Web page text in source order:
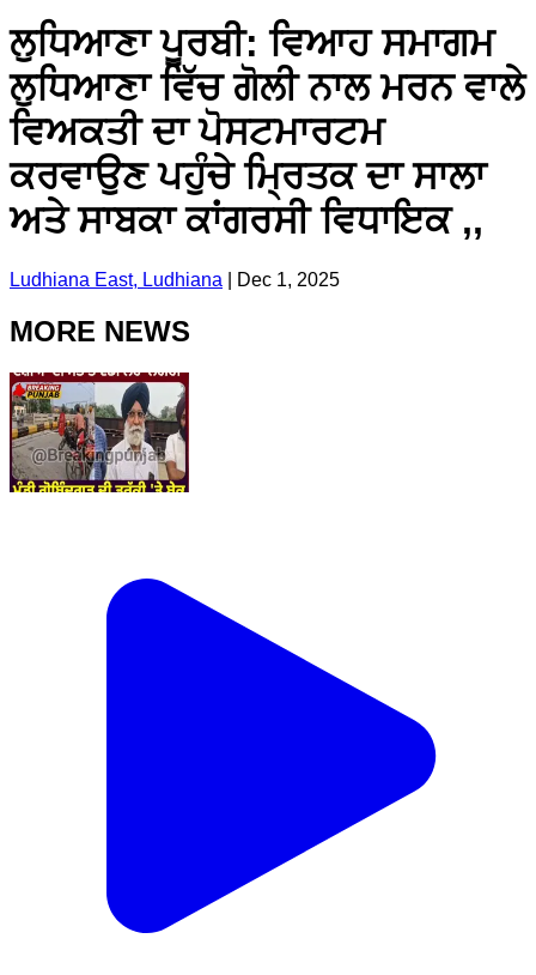
ਲੁਧਿਆਣਾ ਪੂਰਬੀ: ਵਿਆਹ ਸਮਾਗਮ
ਲੁਧਿਆਣਾ ਵਿੱਚ ਗੋਲੀ ਨਾਲ ਮਰਨ ਵਾਲੇ
ਵਿਅਕਤੀ ਦਾ ਪੋਸਟਮਾਰਟਮ
ਕਰਵਾਉਣ ਪਹੁੰਚੇ ਮ੍ਰਿਤਕ ਦਾ ਸਾਲਾ
ਅਤੇ ਸਾਬਕਾ ਕਾਂਗਰਸੀ ਵਿਧਾਇਕ ,,
Ludhiana East, Ludhiana Dec 1, 2025
MORE NEWS